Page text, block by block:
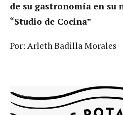
de su gastronomía en su
“Studio de Cocina”
Por: Arleth Badilla Morales